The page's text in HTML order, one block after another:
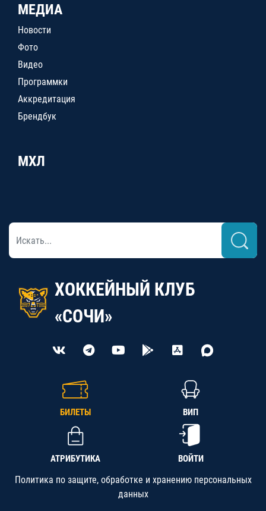
МЕДИА
Новости
Фото
Видео
Программки
Аккредитация
Брендбук
МХЛ
ХОККЕЙНЫЙ КЛУБ
«СОЧИ»
БИЛЕТЫ ВИП
АТРИБУТИКА ВОЙТИ
Политика по защите, обработке и хранению персональных
данных